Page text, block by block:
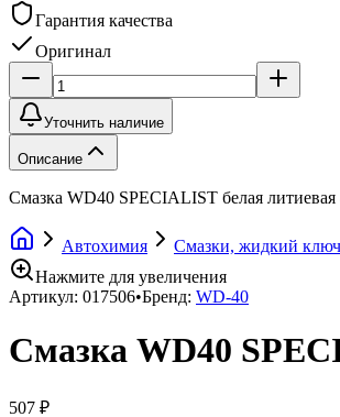
Гарантия качества
Оригинал
Уточнить наличие
Описание
Смазка WD40 SPECIALIST белая
Автохимия Смазки, жидкий ключ
Нажмите для увеличения
Артикул: 017506•Бренд: WD-40
Смазка WD40
507 ₽